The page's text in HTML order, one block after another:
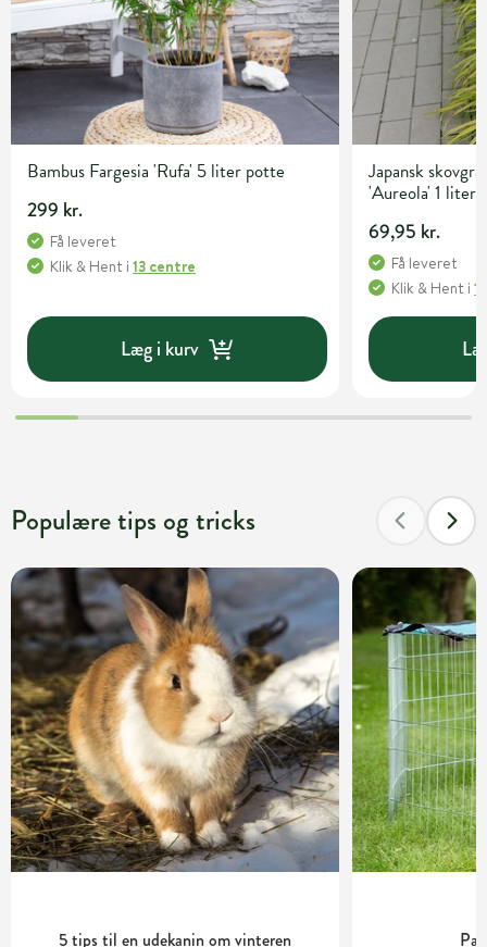
Bambus Fargesia 'Rufa' 5 liter potte
299 kr.
Få leveret
Klik & Hent i 13 centre
Læg i kurv
Japansk
'Aureola' 1 liter
69,95 kr.
Få leveret
Klik & Hent i
Populære tips og tricks
5 tips til en udekanin om vinteren